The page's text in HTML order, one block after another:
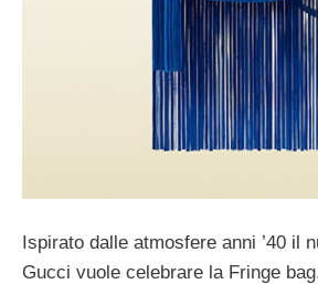
Ispirato dalle atmosfere anni ’40 il
Gucci vuole celebrare la Fringe